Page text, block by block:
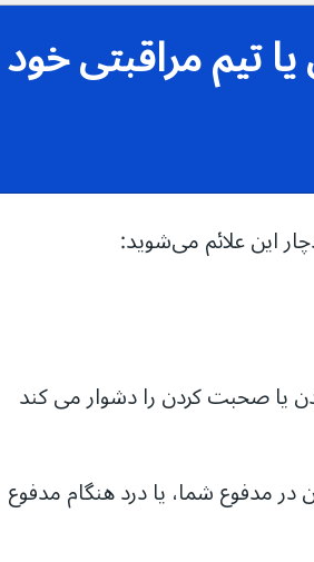
تیم مراقبتی خود
علائم می‌شوید:
یا صحبت کردن را دشوار می کند
رگه‌های خون در مدفوع شما، یا درد هنگام مدفوع